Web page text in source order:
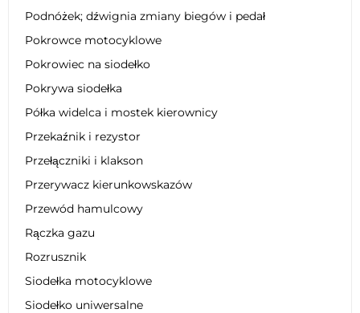
Podnóżek; dźwignia zmiany biegów i pedał
Pokrowce motocyklowe
Pokrowiec na siodełko
Pokrywa siodełka
Półka widelca i mostek kierownicy
Przekaźnik i rezystor
Przełączniki i klakson
Przerywacz kierunkowskazów
Przewód hamulcowy
Rączka gazu
Rozrusznik
Siodełka motocyklowe
Siodełko uniwersalne